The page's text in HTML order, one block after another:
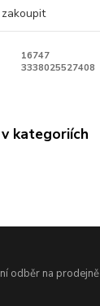
16747
3338025527408
kategoriích
odběr na prodejně